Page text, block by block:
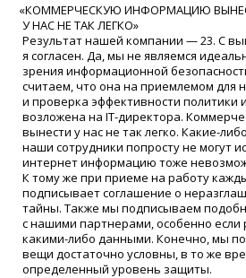
«КОММЕРЧЕСКУЮ ИНФОРМАЦИЮ
У НАС НЕ ТАК ЛЕГКО»
Результат нашей компании — 23. С
я согласен. Да, мы не являемся
зрения информационной
считаем, что она на приемлемом для
и проверка эффективности политики
возложена на IT-директора.
вынести у нас не так легко. Какие-
наши сотрудники попросту не могут
интернет информацию тоже
К тому же при приеме на работу
подписывает соглашение о
тайны. Также мы подписываем
с нашими партнерами, особенно если
какими-либо данными. Конечно, мы
вещи достаточно условны, в то же
определенный уровень защиты.